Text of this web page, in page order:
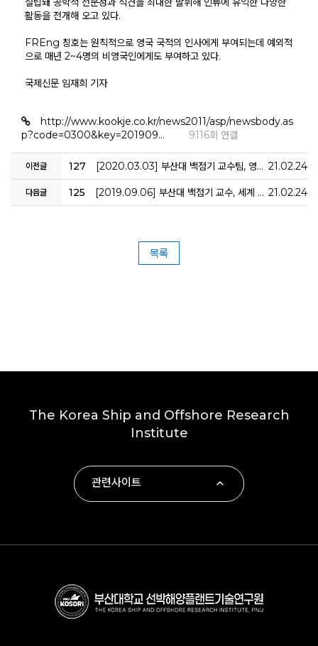
활동을 전개해 오고 있다.
FREng 칭호는 원칙적으로 영국 국적의 인사에게 부여되는데 예외적
으로 매년 2~4명의 비영국인에게도 부여하고 있다.
국제신문 임재희 기자
http://www.kookje.co.kr/news2011/asp/newsbody.as
p?code=0300&key=201909…
9116회 연결
이전글 127 [2020.03.03] 부산대 백점기 교수팀, 영국왕립조선학회 최우수 논문상 21.02.24
다음글 125 [2019.09.06] 부산대 백점기 교수, 세계 양대 조선학회 부회장 취임 21.02.24
목록
The Korea Ship and Offshore Research
Institute
관련사이트
∙ KOLAS